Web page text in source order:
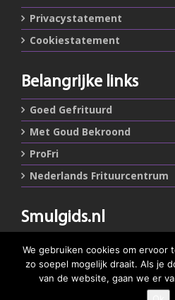
Privacystatement
Cookiestatement
Belangrijke links
Goed Gefrituurd
Met Goud Bekroond
ProFri
Nederlands Frituurcentrum
Smulgids.nl
Blaarthemseweg 72
5502 JW Veldhoven
We gebruiken cookies om ervoor
zo soepel mogelijk draait. Als je
van de website, gaan we er